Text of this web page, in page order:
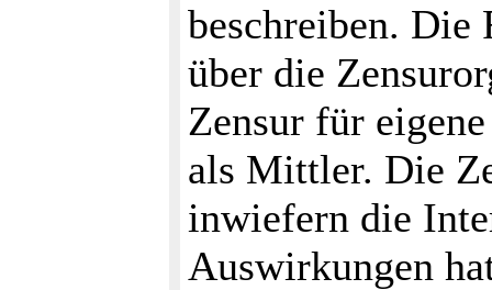
beschreiben. Die
über die
Zensur für
als Mittler. Die
inwiefern die
Auswirkungen